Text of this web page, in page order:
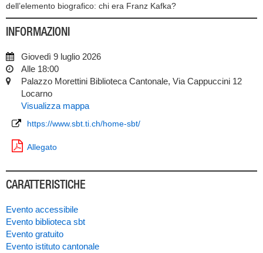
dell’elemento biografico: chi era Franz Kafka?
INFORMAZIONI
Giovedì 9 luglio 2026
Alle 18:00
Palazzo Morettini Biblioteca Cantonale, Via Cappuccini 12
Locarno
Visualizza mappa
https://www.sbt.ti.ch/home-sbt/
Allegato
CARATTERISTICHE
Evento accessibile
Evento biblioteca sbt
Evento gratuito
Evento istituto cantonale